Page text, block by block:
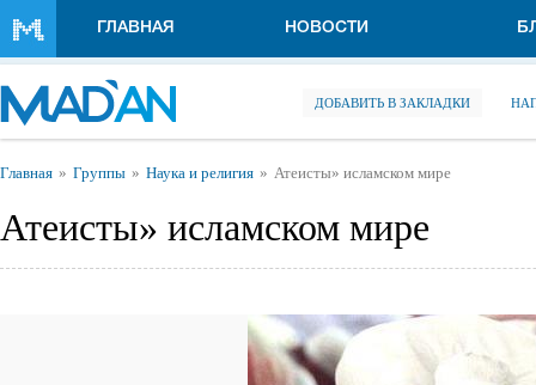
ГЛАВНАЯ НОВОСТИ
ДОБАВИТЬ В ЗАКЛАДКИ
Вы здесь
Главная Группы Наука и религия Атеисты» исламском мире
Атеисты» исламском мире